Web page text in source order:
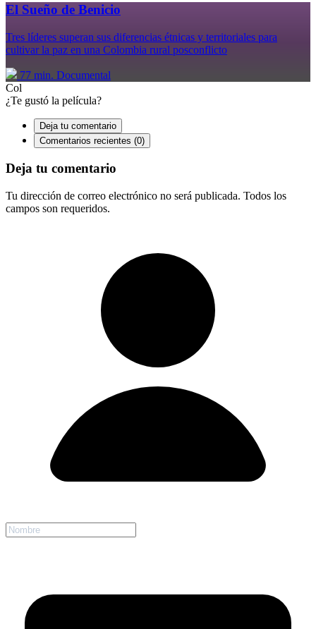
El Sueño de Benicio
Tres líderes superan sus diferencias étnicas y territoriales para
cultivar la paz en una Colombia rural posconflicto
77 min. Documental
Col
¿Te gustó la película?
Deja tu comentario
Comentarios recientes (0)
Deja tu comentario
Tu dirección de correo electrónico no será publicada. Todos los
campos son requeridos.